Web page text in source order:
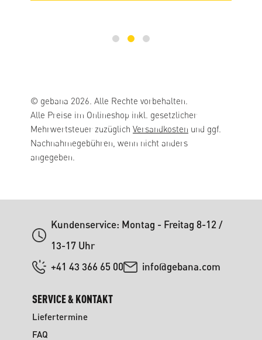
© gebana 2026. Alle Rechte vorbehalten.
Alle Preise im Onlineshop inkl. gesetzlicher
Mehrwertsteuer zuzüglich Versandkosten und ggf.
Nachnahmegebühren, wenn nicht anders
angegeben.
Kundenservice: Montag - Freitag 8-12 /
13-17 Uhr
+41 43 366 65 00
info@gebana.com
SERVICE & KONTAKT
Liefertermine
FAQ